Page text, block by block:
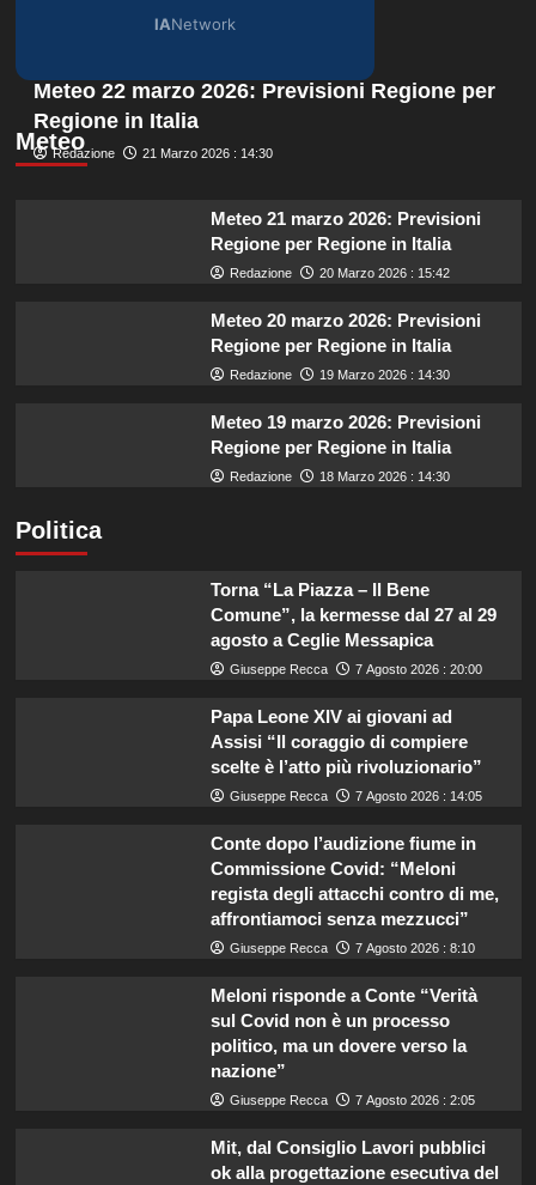
IANetwork
Meteo
Meteo 22 marzo 2026: Previsioni Regione per
Regione in Italia
Redazione 21 Marzo 2026 : 14:30
Meteo 21 marzo 2026: Previsioni
Regione per Regione in Italia
Redazione 20 Marzo 2026 : 15:42
Meteo 20 marzo 2026: Previsioni
Regione per Regione in Italia
Redazione 19 Marzo 2026 : 14:30
Meteo 19 marzo 2026: Previsioni
Regione per Regione in Italia
Redazione 18 Marzo 2026 : 14:30
Politica
Torna “La Piazza – Il Bene
Comune”, la kermesse dal 27 al 29
agosto a Ceglie Messapica
Giuseppe Recca 7 Agosto 2026 : 20:00
Papa Leone XIV ai giovani ad
Assisi “Il coraggio di compiere
scelte è l’atto più rivoluzionario”
Giuseppe Recca 7 Agosto 2026 : 14:05
Conte dopo l’audizione fiume in
Commissione Covid: “Meloni
regista degli attacchi contro di me,
affrontiamoci senza mezzucci”
Giuseppe Recca 7 Agosto 2026 : 8:10
Meloni risponde a Conte “Verità
sul Covid non è un processo
politico, ma un dovere verso la
nazione”
Giuseppe Recca 7 Agosto 2026 : 2:05
Mit, dal Consiglio Lavori pubblici
ok alla progettazione esecutiva del